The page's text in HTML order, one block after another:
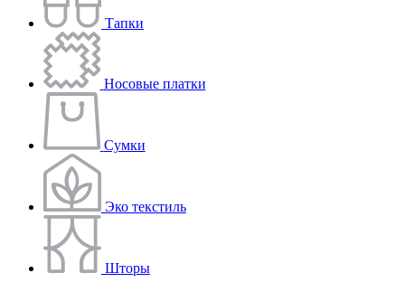
Тапки
Носовые платки
Сумки
Эко текстиль
Шторы